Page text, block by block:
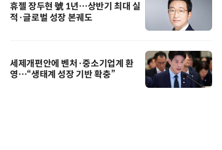
휴젤 장두현 號 1년…상반기 최대 실
적·글로벌 성장 본궤도
세제개편안에 벤처·중소기업계 환
영…“생태계 성장 기반 확충”